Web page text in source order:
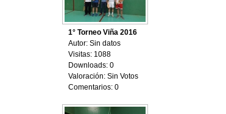
1° Torneo Viña 2016
Autor: Sin datos
Visitas: 1088
Downloads: 0
Valoración: Sin Votos
Comentarios: 0